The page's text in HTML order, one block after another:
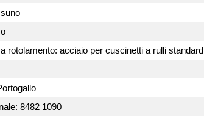
rotolamento: acciaio per cuscinetti a rulli standard
8482 1090